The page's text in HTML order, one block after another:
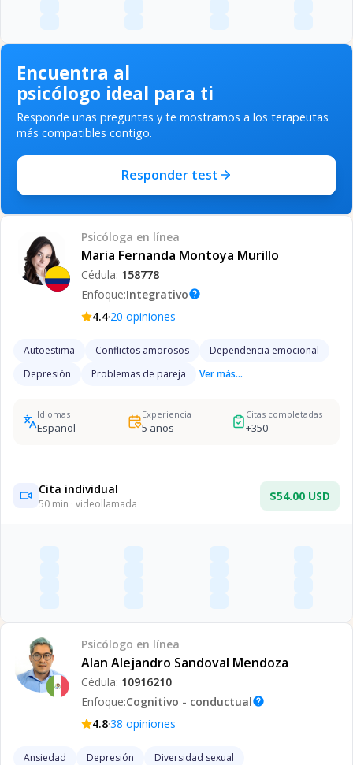
Encuentra al
psicólogo ideal para ti
Responde unas preguntas y te mostramos a los terapeutas
más compatibles contigo.
Responder test
Psicóloga en línea
Maria Fernanda Montoya Murillo
Cédula: 158778
Enfoque:Integrativohelp
4.4·20 opiniones
Autoestima Conflictos amorosos
Dependencia emocional
Depresión
Problemas de pareja Ver más...
Idiomas
Español
Experiencia
5 años
Citas completadas
+350
Cita individual
50 min · videollamada
$54.00 USD
Psicólogo en línea
Alan Alejandro Sandoval Mendoza
Cédula: 10916210
Enfoque:Cognitivo - conductualhelp
4.8·38 opiniones
Ansiedad Depresión
Diversidad sexual